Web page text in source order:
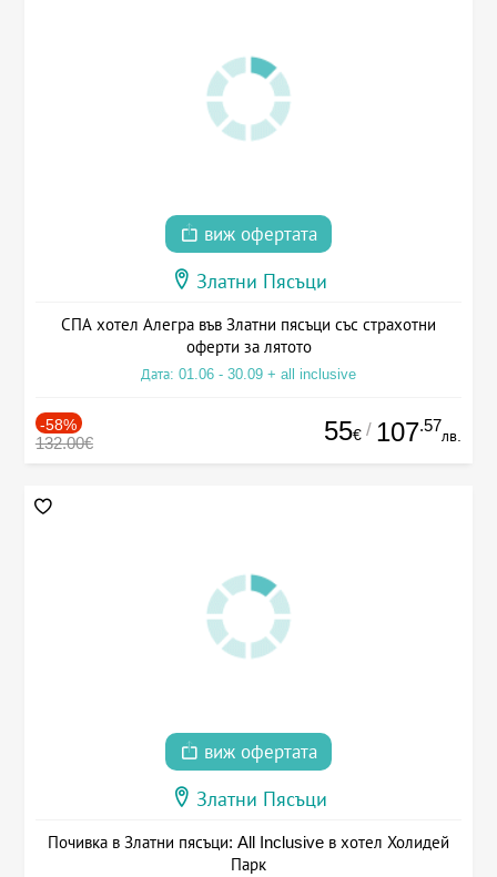
виж офертата
Златни Пясъци
СПА хотел Алегра във Златни пясъци със страхотни
оферти за лятото
Дата: 01.06 - 30.09 + all inclusive
-58%
132.00€ 55€ / 107.57
лв.
виж офертата
Златни Пясъци
Почивка в Златни пясъци: All Inclusive в хотел Холидей
Парк